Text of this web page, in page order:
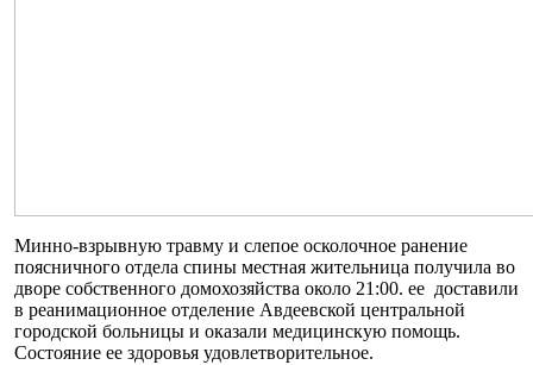
Минно-взрывную травму и слепое осколочное ранение
поясничного отдела спины местная жительница получила во
дворе собственного домохозяйства около 21:00. ее доставили
в реанимационное отделение Авдеевской центральной
городской больницы и оказали медицинскую помощь.
Состояние ее здоровья удовлетворительное.